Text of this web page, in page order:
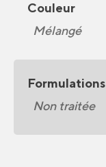
Couleur
Mélangé
Formulations
Non traitée